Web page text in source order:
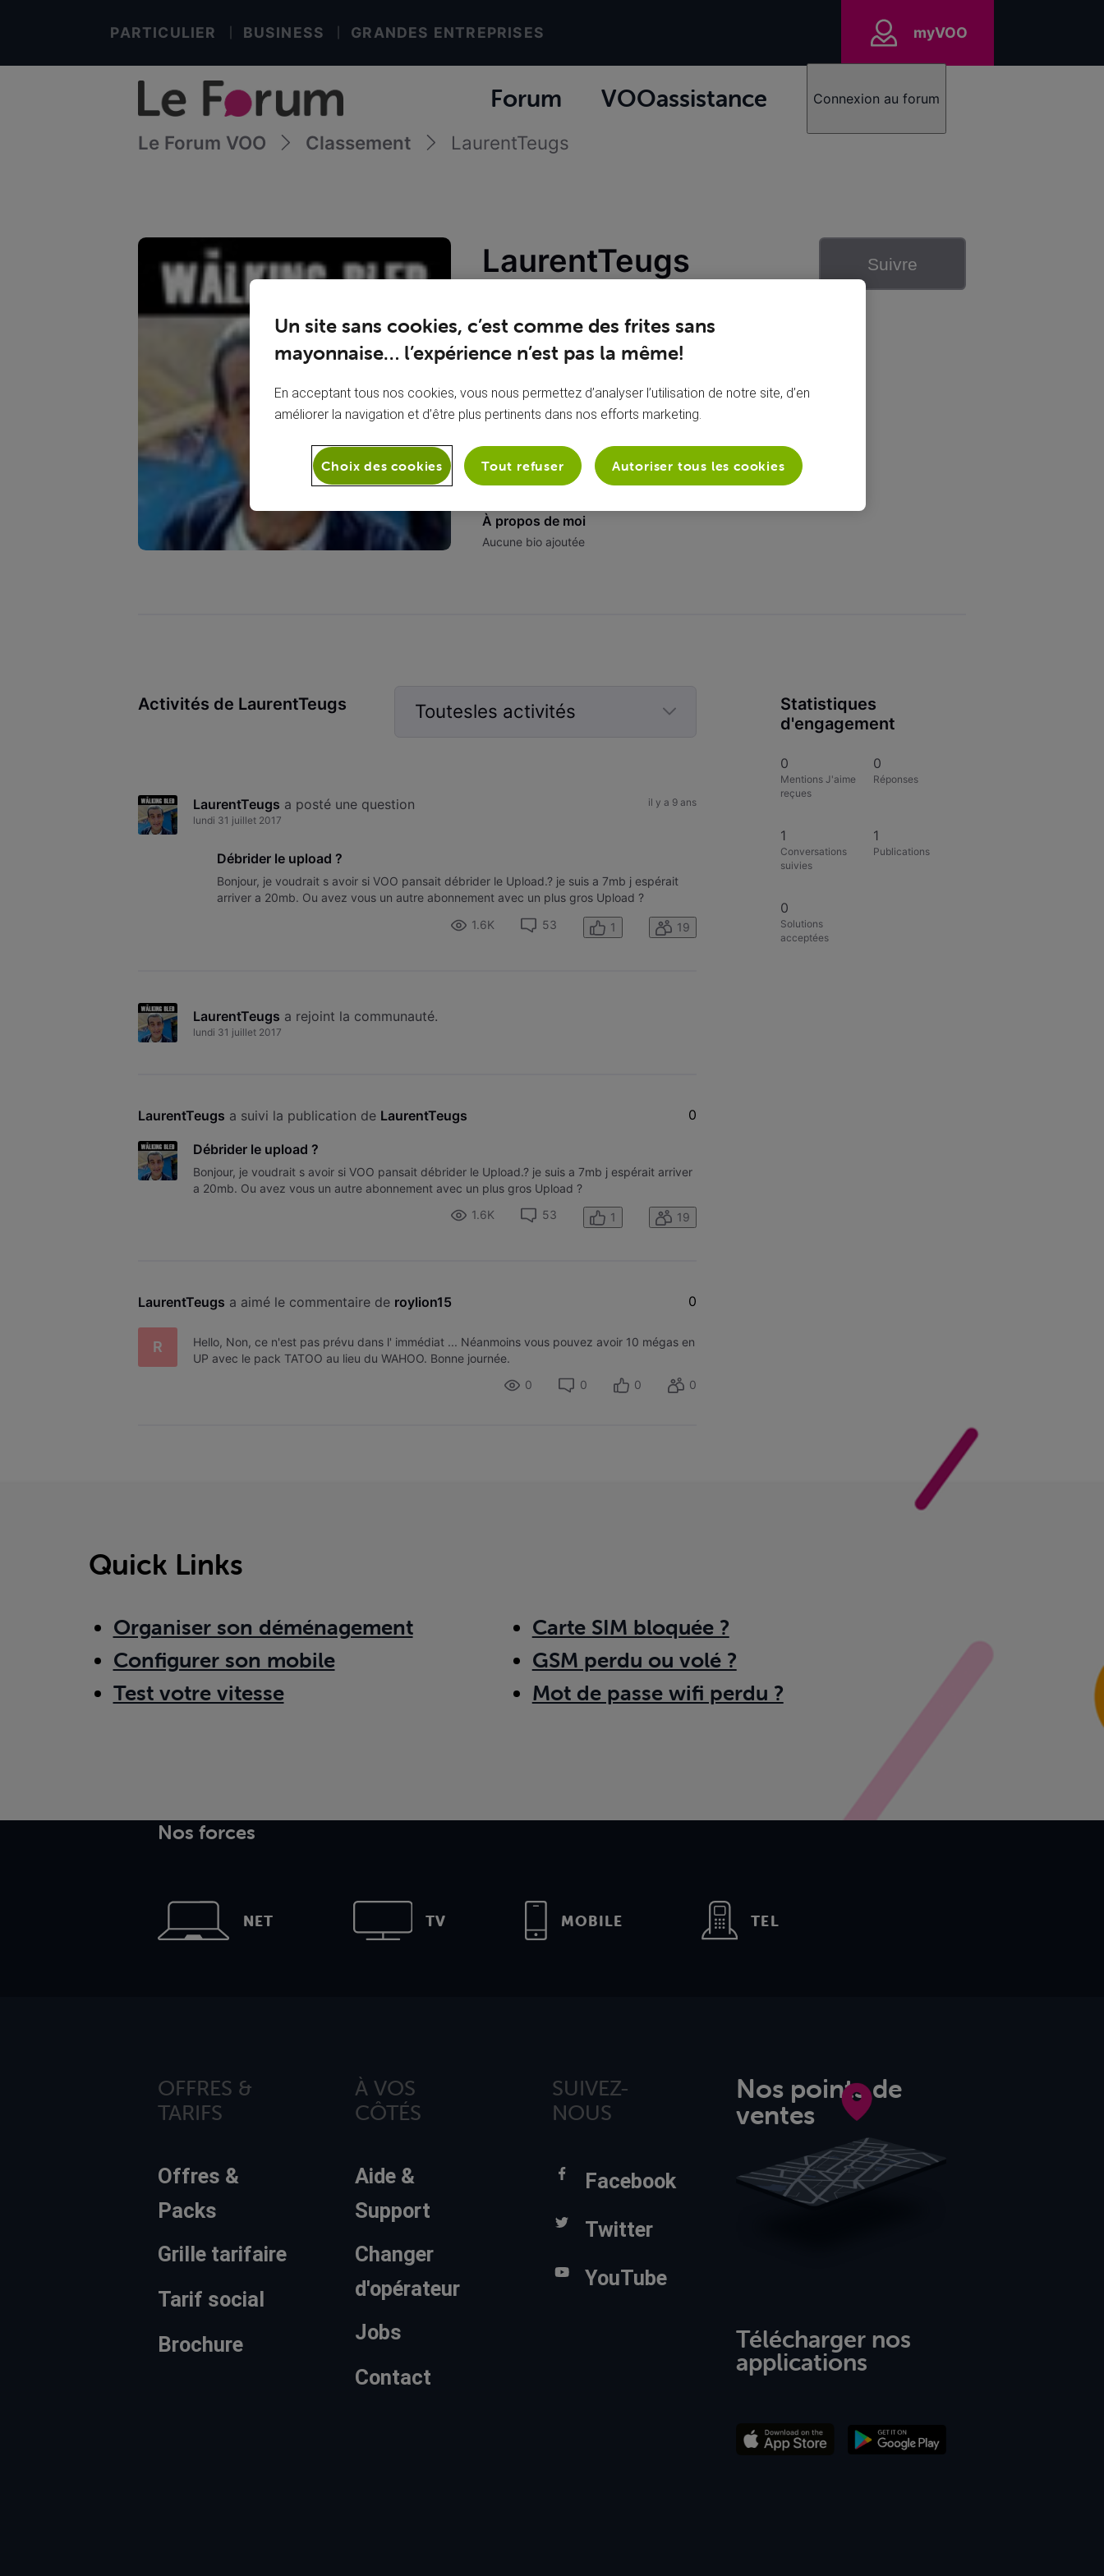
PARTICULIER BUSINESS GRANDES ENTREPRISES myVOO
Forum VOOassistance Connexion au forum
Le Forum VOO Classement LaurentTeugs
LaurentTeugs
Joinedlundi 31 juillet 2017
Suivre
À propos de moi
Aucune bio ajoutée
Activités de LaurentTeugs
Toutesles activités
LaurentTeugs a posté une question
lundi 31 juillet 2017
il y a 9 ans
Débrider le upload ?
Bonjour, je voudrait s avoir si VOO pansait débrider le Upload.? je suis a 7mb j espérait
arriver a 20mb. Ou avez vous un autre abonnement avec un plus gros Upload ?
1.6K
53 1 19
LaurentTeugs a rejoint la communauté.
lundi 31 juillet 2017
LaurentTeugs a suivi la publication de LaurentTeugs 0
Débrider le upload ?
Bonjour, je voudrait s avoir si VOO pansait débrider le Upload.? je suis a 7mb j espérait arriver
a 20mb. Ou avez vous un autre abonnement avec un plus gros Upload ?
1.6K
53 1 19
LaurentTeugs a aimé le commentaire de roylion15 0
R
Hello, Non, ce n'est pas prévu dans l' immédiat ... Néanmoins vous pouvez avoir 10 mégas en
UP avec le pack TATOO au lieu du WAHOO. Bonne journée.
0
0 0 0
Statistiques
d'engagement
0
Mentions J'aime
reçues
0
Réponses
1
Conversations
suivies
1
Publications
0
Solutions
acceptées
Quick Links
Organiser son déménagement
Configurer son mobile
Test votre vitesse
Carte SIM bloquée ?
GSM perdu ou volé ?
Mot de passe wifi perdu ?
Nos forces
NET TV MOBILE TEL
OFFRES &
TARIFS
Offres &
Packs
Grille tarifaire
Tarif social
Brochure
À VOS
CÔTÉS
Aide &
Support
Changer
d'opérateur
Jobs
Contact
SUIVEZ-
NOUS
Facebook
Twitter
YouTube
Nos points de
ventes
Télécharger nos
applications
Un site sans cookies, c’est comme des frites sans
mayonnaise… l’expérience n’est pas la même!
En acceptant tous nos cookies, vous nous permettez d’analyser l’utilisation de notre site, d’en
améliorer la navigation et d’être plus pertinents dans nos efforts marketing.
Tout refuser Autoriser tous les cookies
Choix des cookies